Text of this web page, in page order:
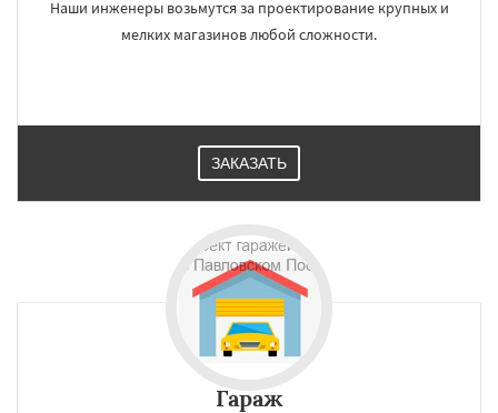
Наши инженеры возьмутся за проектирование крупных и
мелких магазинов любой сложности.
ЗАКАЗАТЬ
Гараж